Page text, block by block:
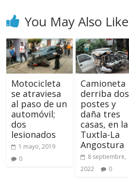
You May Also Like
Motocicleta
se atraviesa
al paso de un
automóvil;
dos
lesionados
1 mayo, 2019
0
Camioneta
derriba dos
postes y
daña tres
casas, en la
Tuxtla-La
Angostura
8 septiembre,
2022
0